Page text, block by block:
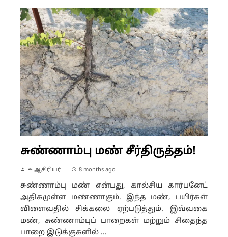
சுண்ணாம்பு மண் சீர்திருத்தம்!
✒ ஆசிரியர் 8 months ago
சுண்ணாம்பு மண் என்பது, கால்சிய கார்பனேட்
அதிகமுள்ள மண்ணாகும். இந்த மண், பயிர்கள்
விளைவதில் சிக்கலை ஏற்படுத்தும். இவ்வகை
மண், சுண்ணாம்புப் பாறைகள் மற்றும் சிதைந்த
பாறை இடுக்குகளில் ...